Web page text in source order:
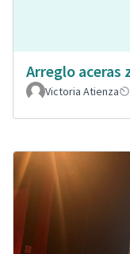
Arreglo aceras
Victoria Atienza